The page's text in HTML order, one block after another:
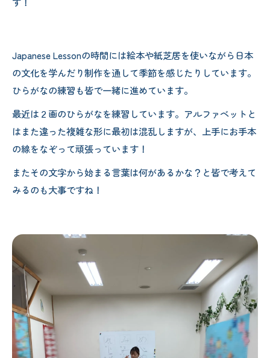
Japanese Lessonの時間には絵本や紙芝居を使いながら日本
の文化を学んだり制作を通して季節を感じたりしています。
ひらがなの練習も皆で一緒に進めています。
最近は２画のひらがなを練習しています。アルファベットと
はまた違った複雑な形に最初は混乱しますが、上手にお手本
の線をなぞって頑張っています！
またその文字から始まる言葉は何があるかな？と皆で考えて
みるのも大事ですね！